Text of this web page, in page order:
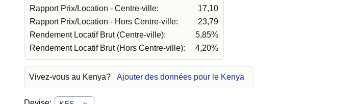
Rapport Prix/Location - Centre-ville:
17,10
Rapport Prix/Location - Hors Centre-ville:
23,79
Rendement Locatif Brut (Centre-ville):
5,85%
Rendement Locatif Brut (Hors Centre-ville):
4,20%
Vivez-vous au Kenya? Ajouter des données pour le Kenya